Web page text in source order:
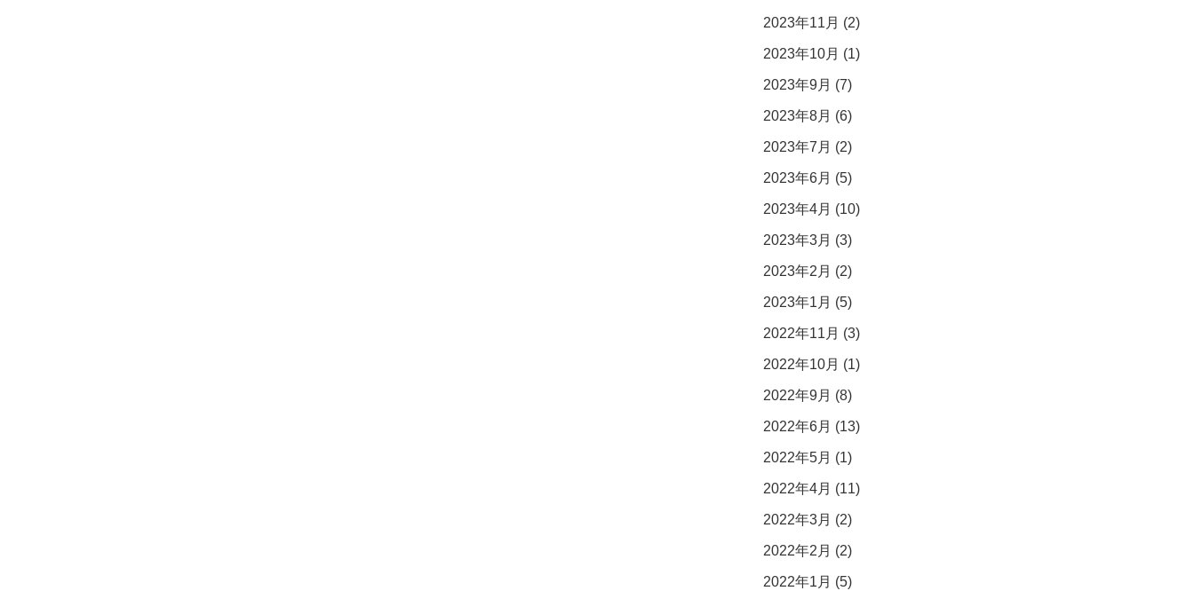
2023年11月 (2)
2023年10月 (1)
2023年9月 (7)
2023年8月 (6)
2023年7月 (2)
2023年6月 (5)
2023年4月 (10)
2023年3月 (3)
2023年2月 (2)
2023年1月 (5)
2022年11月 (3)
2022年10月 (1)
2022年9月 (8)
2022年6月 (13)
2022年5月 (1)
2022年4月 (11)
2022年3月 (2)
2022年2月 (2)
2022年1月 (5)